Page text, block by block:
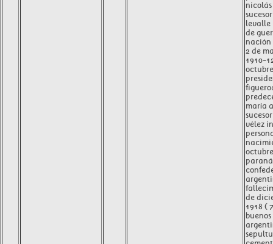
levalle
de
2 de
1910-
maría
vélez
de
1918 (